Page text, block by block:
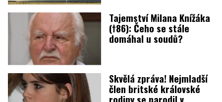
Tajemství Milana Knížáka
(†86): Čeho se stále
domáhal u soudů?
Skvělá zpráva! Nejmladší
člen britské královské
rodiny se narodil v